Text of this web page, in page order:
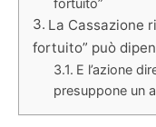
fortuito”
La Cassazione
fortuito” può
E l’azione
presuppone un